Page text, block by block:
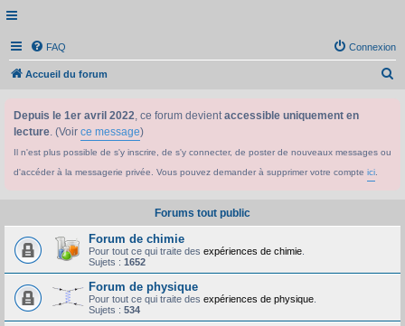
FAQ Connexion
Accueil du forum
h
Depuis le 1er avril 2022, ce forum devientaccessible uniquement en
lecture. (Voir ce message)
Il n'est plus possible de s'y inscrire, de s'y connecter, de poster de nouveaux messages ou
d'accéder à la messagerie privée. Vous pouvez demander à supprimer votre compte ici
Forums tout public
Forum de chimie
Pour tout ce qui traite des expériences de chimie
Sujets : 1652
Forum de physique
Pour tout ce qui traite des expériences de physique
Sujets : 534